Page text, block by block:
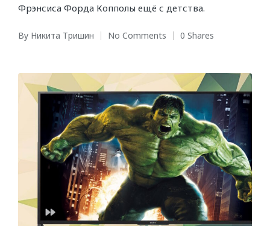
Фрэнсиса Форда Копполы ещё с детства.
Posted
By Никита Тришин No Comments 0 Shares